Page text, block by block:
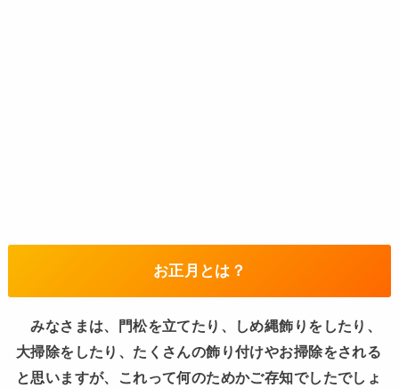
お正月とは？
みなさまは、門松を立てたり、しめ縄飾りをしたり、
大掃除をしたり、たくさんの飾り付けやお掃除をされる
と思いますが、これって何のためかご存知でしたでしょ